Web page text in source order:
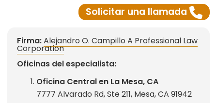
Solicitar una llamada
Firma:Alejandro O. Campillo A Professional Law
Corporation
Oficinas del especialista:
Oficina Central en La Mesa, CA
7777 Alvarado Rd, Ste 211, Mesa, CA 91942